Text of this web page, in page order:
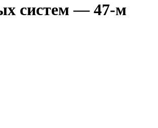
систем — 47-м